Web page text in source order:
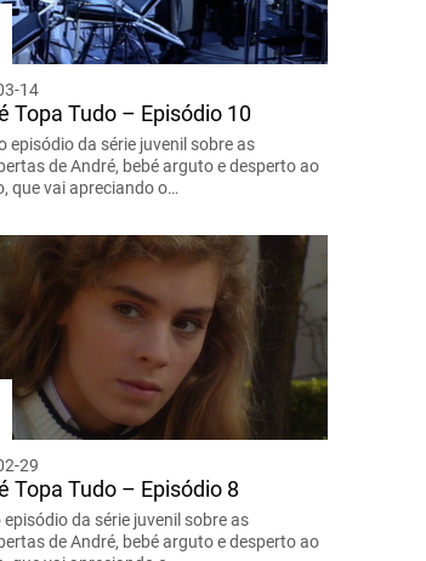
14
Topa Tudo – Episódio 10
episódio da série juvenil sobre as
de André, bebé arguto e desperto ao
que vai apreciando o…
29
Topa Tudo – Episódio 8
da série juvenil sobre as
de André, bebé arguto e desperto ao